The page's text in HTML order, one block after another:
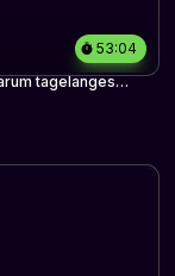
53:04
tagelanges